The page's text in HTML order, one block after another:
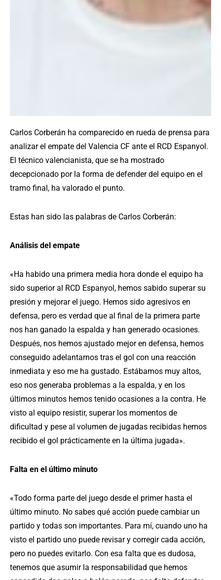
Carlos Corberán ha comparecido en rueda de prensa para
analizar el empate del Valencia CF ante el RCD Espanyol.
El técnico valencianista, que se ha mostrado
decepcionado por la forma de defender del equipo en el
tramo final, ha valorado el punto.
Estas han sido las palabras de Carlos Corberán:
Análisis del empate
«Ha habido una primera media hora donde el equipo ha
sido superior al RCD Espanyol, hemos sabido superar su
presión y mejorar el juego. Hemos sido agresivos en
defensa, pero es verdad que al final de la primera parte
nos han ganado la espalda y han generado ocasiones.
Después, nos hemos ajustado mejor en defensa, hemos
conseguido adelantarnos tras el gol con una reacción
inmediata y eso me ha gustado. Estábamos muy altos,
eso nos generaba problemas a la espalda, y en los
últimos minutos hemos tenido ocasiones a la contra. He
visto al equipo resistir, superar los momentos de
dificultad y pese al volumen de jugadas recibidas hemos
recibido el gol prácticamente en la última jugada».
Falta en el último minuto
«Todo forma parte del juego desde el primer hasta el
último minuto. No sabes qué acción puede cambiar un
partido y todas son importantes. Para mí, cuando uno ha
visto el partido uno puede revisar y corregir cada acción,
pero no puedes evitarlo. Con esa falta que es dudosa,
tenemos que asumir la responsabilidad que hemos